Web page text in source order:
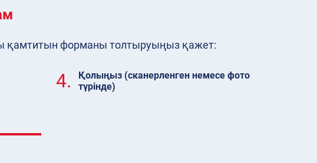
қамтитын форманы толтыруыңыз қажет:
4.
Қолыңыз (сканерленген немесе фото
түрінде)